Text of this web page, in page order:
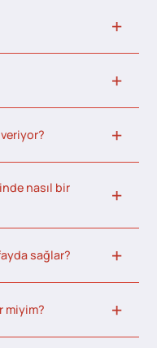
nasıl bir
sağlar?
miyim?